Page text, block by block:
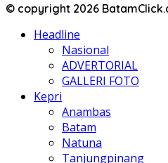
© copyright 2026
Headline
Nasional
ADVERTORIAL
GALLERI FOTO
Kepri
Anambas
Batam
Natuna
Tanjungpinang